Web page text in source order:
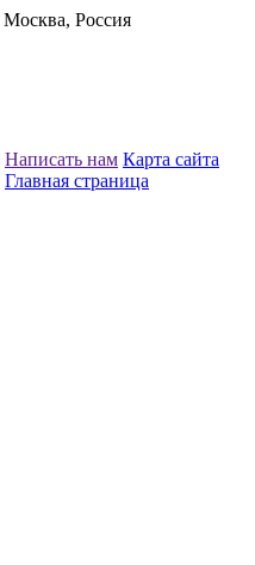
Москва, Россия
Написать нам Карта сайта
Главная страница